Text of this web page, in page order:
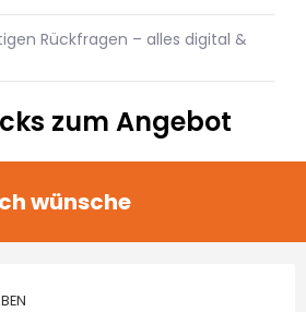
Rückfragen – alles digital &
zum Angebot
wünsche